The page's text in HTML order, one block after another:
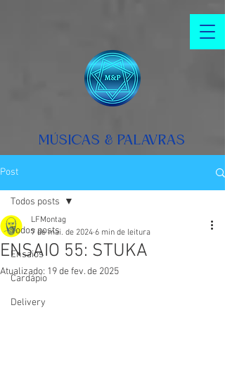
MÚSICAS & PALAVRAS
Post
Todos posts
Ensaios
Cardápio
Delivery
Todos posts
ENSAIO 55: STUKA
LFMontag
7 de mai. de 2024 6 min de leitura
Atualizado: 19 de fev. de 2025